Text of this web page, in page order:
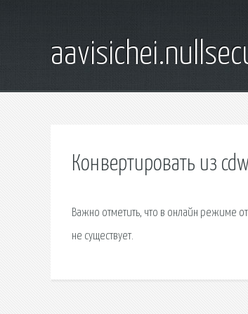
Конвертировать из
Важно отметить, что в онлайн режиме
не существует.